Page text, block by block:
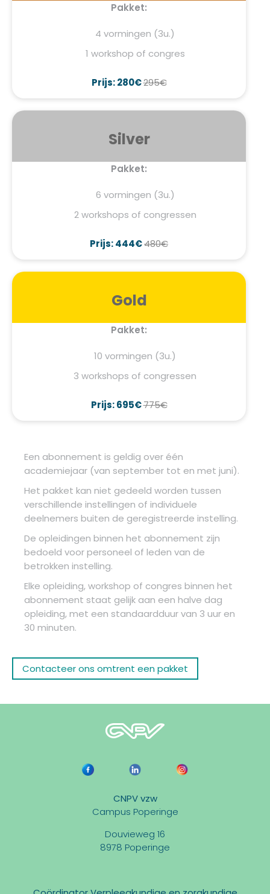
Pakket:
4 vormingen (3u.)
1 workshop of congres
Prijs: 280€295€
Silver
Pakket:
6 vormingen (3u.)
2 workshops of congressen
Prijs: 444€480€
Gold
Pakket:
10 vormingen (3u.)
3 workshops of congressen
Prijs: 695€775€
Een abonnement is geldig over één
academiejaar (van september tot en met juni).
Het pakket kan niet gedeeld worden tussen
verschillende instellingen of individuele
deelnemers buiten de geregistreerde instelling.
De opleidingen binnen het abonnement zijn
bedoeld voor personeel of leden van de
betrokken instelling.
Elke opleiding, workshop of congres binnen het
abonnement staat gelijk aan een halve dag
opleiding, met een standaardduur van 3 uur en
30 minuten.
Contacteer ons omtrent een pakket
CNPV vzw
Campus Poperinge
Douvieweg 16
8978 Poperinge